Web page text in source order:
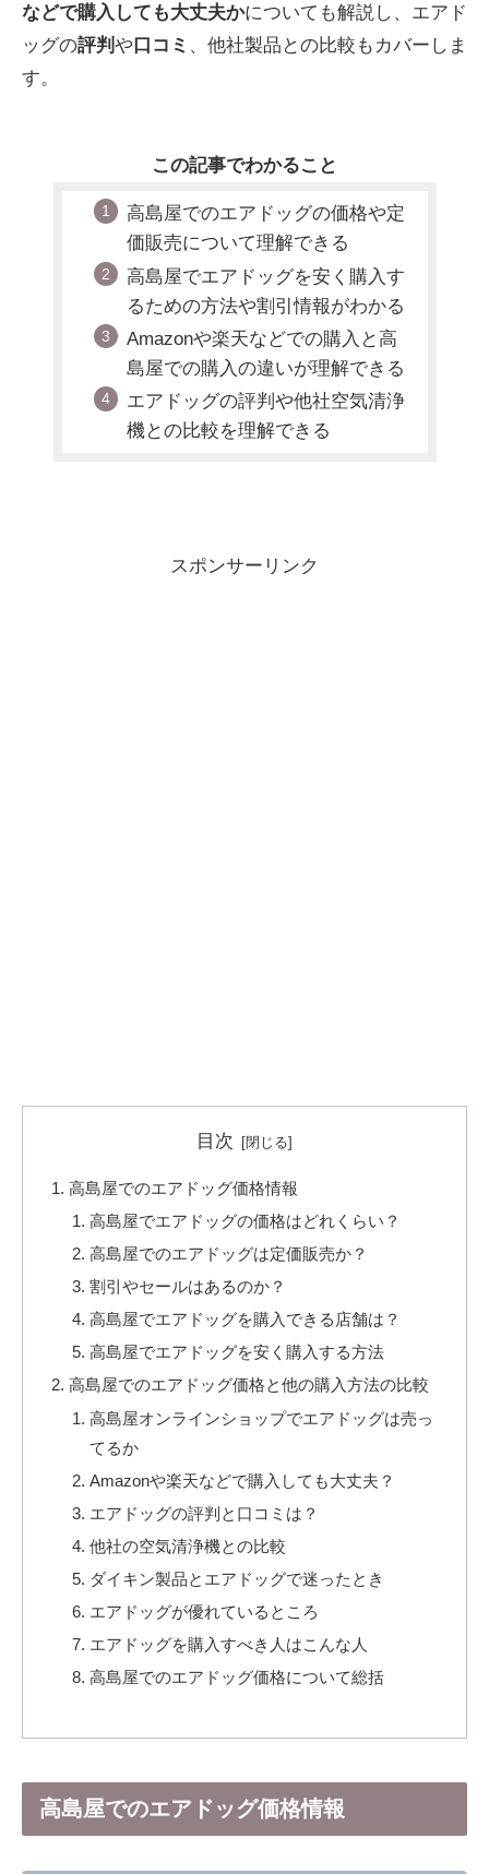
などで購入しても大丈夫かについても解説し、エアド
ッグの評判や口コミ 、他社製品との比較もカバーしま
す。
この記事でわかること
高島屋でのエアドッグの価格や定
価販売について理解できる
高島屋でエアドッグを安く購入す
るための方法や割引情報がわかる
Amazonや楽天などでの購入と高
島屋での購入の違いが理解できる
エアドッグの評判や他社空気清浄
機との比較を理解できる
スポンサーリンク
目次
高島屋でのエアドッグ価格情報
高島屋でエアドッグの価格はどれくらい？
高島屋でのエアドッグは定価販売か？
割引やセールはあるのか？
高島屋でエアドッグを購入できる店舗は？
高島屋でエアドッグを安く購入する方法
高島屋でのエアドッグ価格と他の購入方法の比較
高島屋オンラインショップでエアドッグは売っ
てるか
Amazonや楽天などで購入しても大丈夫？
エアドッグの評判と口コミは？
他社の空気清浄機との比較
ダイキン製品とエアドッグで迷ったとき
エアドッグが優れているところ
エアドッグを購入すべき人はこんな人
高島屋でのエアドッグ価格について総括
高島屋でのエアドッグ価格情報